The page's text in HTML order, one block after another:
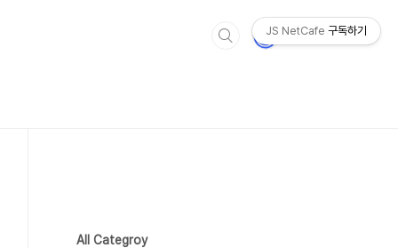
All Categroy
JS NetCafe 구독하기